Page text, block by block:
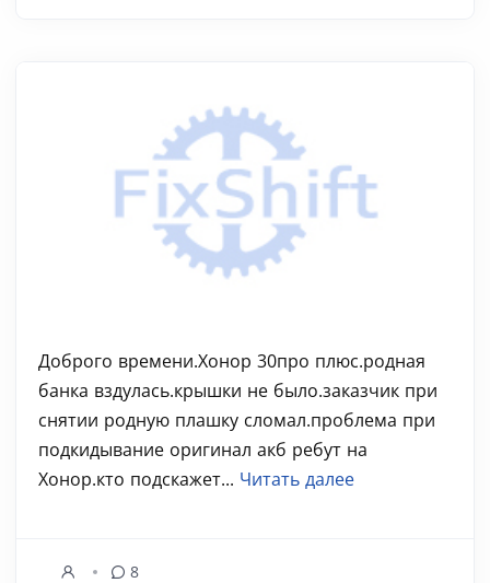
Доброго времени.Хонор 30про плюс.родная
банка вздулась.крышки не было.заказчик при
снятии родную плашку сломал.проблема при
подкидывание оригинал акб ребут на
Хонор.кто подскажет... Читать далее
8